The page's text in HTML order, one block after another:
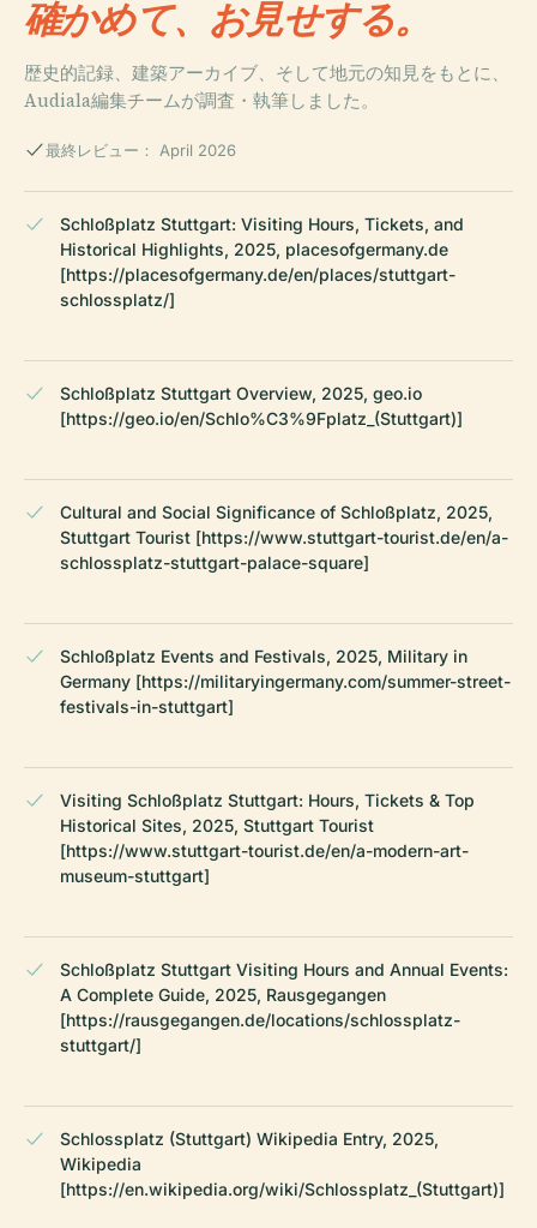
確かめて、お見せする。
歴史的記録、建築アーカイブ、そして地元の知見をもとに、
Audiala編集チームが調査・執筆しました。
最終レビュー： April 2026
Schloßplatz Stuttgart: Visiting Hours, Tickets, and
Historical Highlights, 2025, placesofgermany.de
[https://placesofgermany.de/en/places/stuttgart-
schlossplatz/]
Schloßplatz Stuttgart Overview, 2025, geo.io
[https://geo.io/en/Schlo%C3%9Fplatz_(Stuttgart)]
Cultural and Social Significance of Schloßplatz, 2025,
Stuttgart Tourist [https://www.stuttgart-tourist.de/en/a-
schlossplatz-stuttgart-palace-square]
Schloßplatz Events and Festivals, 2025, Military in
Germany [https://militaryingermany.com/summer-street-
festivals-in-stuttgart]
Visiting Schloßplatz Stuttgart: Hours, Tickets & Top
Historical Sites, 2025, Stuttgart Tourist
[https://www.stuttgart-tourist.de/en/a-modern-art-
museum-stuttgart]
Schloßplatz Stuttgart Visiting Hours and Annual Events:
A Complete Guide, 2025, Rausgegangen
[https://rausgegangen.de/locations/schlossplatz-
stuttgart/]
Schlossplatz (Stuttgart) Wikipedia Entry, 2025,
Wikipedia
[https://en.wikipedia.org/wiki/Schlossplatz_(Stuttgart)]